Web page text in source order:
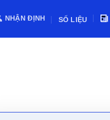
NHẬN ĐỊNH SỐ LIỆU